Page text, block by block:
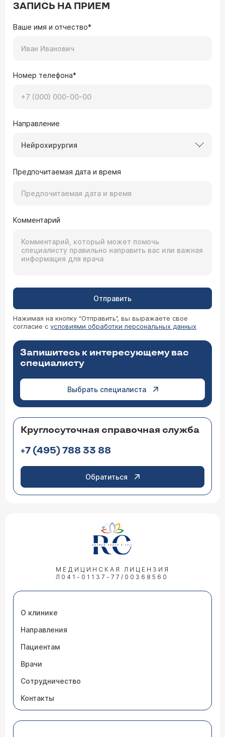
ЗАПИСЬ НА ПРИЕМ
Ваше имя и отчество*
Номер телефона*
Направление
Нейрохирургия
Предпочитаемая дата и время
Комментарий
Отправить
Нажимая на кнопку “Отправить”, вы выражаете свое
согласие с условиями обработки персональных данных
Запишитесь к интересующему вас
специалисту
Выбрать специалиста
Круглосуточная справочная служба
+7 (495) 788 33 88
Обратиться
МЕДИЦИНСКАЯ ЛИЦЕНЗИЯ
Л041-01137-77/00368560
О клинике
Направления
Пациентам
Врачи
Сотрудничество
Контакты